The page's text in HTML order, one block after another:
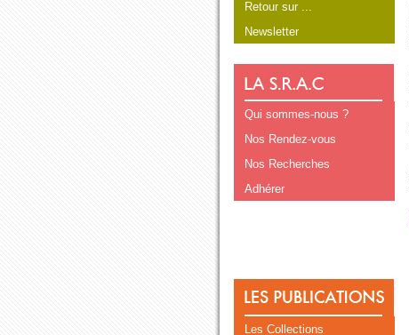
Retour sur ...
Newsletter
Qui sommes-nous ?
Nos Rendez-vous
Nos Recherches
Adhérer
Les Collections